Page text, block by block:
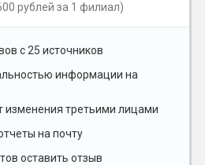
рублей за 1 филиал)
с 25 источников
информации на
изменения третьими лицами
на почту
оставить отзыв